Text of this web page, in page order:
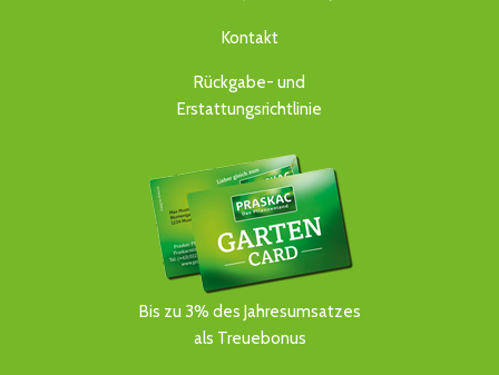
Kontakt
Rückgabe- und
Erstattungsrichtlinie
Bis zu 3% des Jahresumsatzes
als Treuebonus